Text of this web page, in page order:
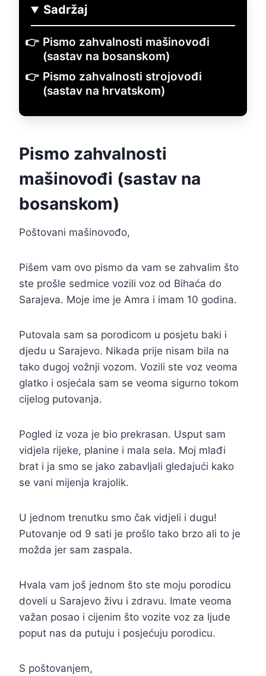
Sadržaj
Pismo zahvalnosti mašinovođi
(sastav na bosanskom)
Pismo zahvalnosti strojovođi
(sastav na hrvatskom)
Pismo zahvalnosti
mašinovođi (sastav na
bosanskom)
Poštovani mašinovođo,
Pišem vam ovo pismo da vam se zahvalim što
ste prošle sedmice vozili voz od Bihaća do
Sarajeva. Moje ime je Amra i imam 10 godina.
Putovala sam sa porodicom u posjetu baki i
djedu u Sarajevo. Nikada prije nisam bila na
tako dugoj vožnji vozom. Vozili ste voz veoma
glatko i osjećala sam se veoma sigurno tokom
cijelog putovanja.
Pogled iz voza je bio prekrasan. Usput sam
vidjela rijeke, planine i mala sela. Moj mlađi
brat i ja smo se jako zabavljali gledajući kako
se vani mijenja krajolik.
U jednom trenutku smo čak vidjeli i dugu!
Putovanje od 9 sati je prošlo tako brzo ali to je
možda jer sam zaspala.
Hvala vam još jednom što ste moju porodicu
doveli u Sarajevo živu i zdravu. Imate veoma
važan posao i cijenim što vozite voz za ljude
poput nas da putuju i posjećuju porodicu.
S poštovanjem,